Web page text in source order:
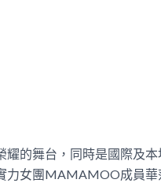
耀的舞台，同時是國際及
力女團MAMAMOO成員華